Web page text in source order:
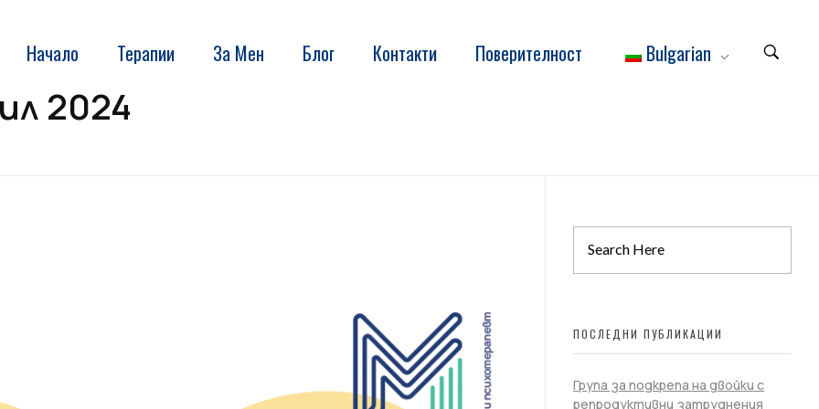
Начало Терапии За Мен Блог Контакти Поверителност Bulgarian
2024
ПОСЛЕДНИ ПУБЛИКАЦИИ
Група за подкрепа на двойки с
репродуктивни затруднения